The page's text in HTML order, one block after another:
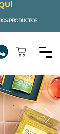
PRODUCTOS